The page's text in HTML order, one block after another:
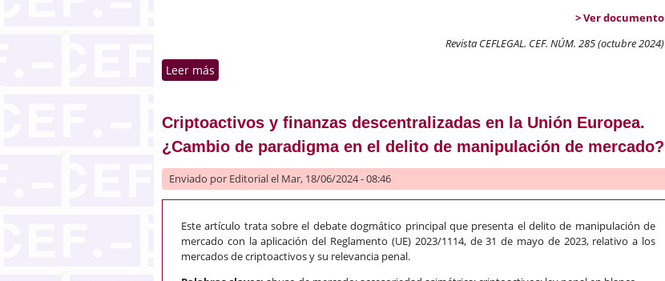
> Ver documento
Revista CEFLEGAL. CEF. NÚM. 285 (octubre 2024)
Leer más
Criptoactivos y finanzas descentralizadas en la Unión Europea.
¿Cambio de paradigma en el delito de manipulación de mercado?
Enviado por Editorialel Mar, 18/06/2024 - 08:46
Este artículo trata sobre el debate dogmático principal que presenta el delito de manipulación de
mercado con la aplicación del Reglamento (UE) 2023/1114, de 31 de mayo de 2023, relativo a los
mercados de criptoactivos y su relevancia penal.